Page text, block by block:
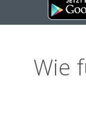
Wie